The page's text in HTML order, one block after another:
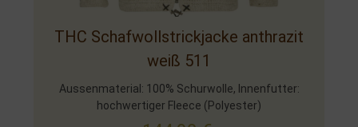
THC Schafwollstrickjacke anthrazit
weiß 511
Aussenmaterial: 100% Schurwolle, Innenfutter:
hochwertiger Fleece (Polyester)